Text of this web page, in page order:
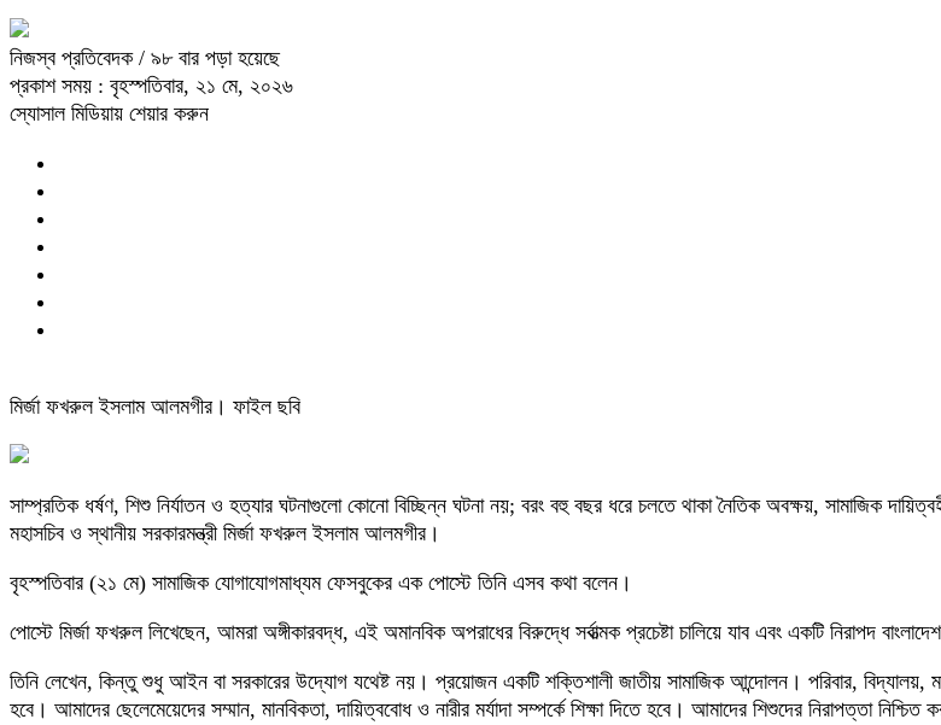
নিজস্ব প্রতিবেদক / ৯৮ বার পড়া হয়েছে
প্রকাশ সময় : বৃহস্পতিবার, ২১ মে, ২০২৬
স্যোসাল মিডিয়ায় শেয়ার করুন
মির্জা ফখরুল ইসলাম আলমগীর। ফাইল ছবি
সাম্প্রতিক ধর্ষণ, শিশু নির্যাতন ও হত্যার ঘটনাগুলো কোনো বিচ্ছিন্ন ঘটনা নয়; বরং বহু বছর ধরে চলতে থাকা নৈতিক অবক্ষয়, সামাজিক
মহাসচিব ও স্থানীয় সরকারমন্ত্রী মির্জা ফখরুল ইসলাম আলমগীর।
বৃহস্পতিবার (২১ মে) সামাজিক যোগাযোগমাধ্যম ফেসবুকের এক পোস্টে তিনি এসব কথা বলেন।
পোস্টে মির্জা ফখরুল লিখেছেন, আমরা অঙ্গীকারবদ্ধ, এই অমানবিক অপরাধের বিরুদ্ধে সর্বাত্মক প্রচেষ্টা চালিয়ে যাব এবং একটি নিরাপদ
তিনি লেখেন, কিন্তু শুধু আইন বা সরকারের উদ্যোগ যথেষ্ট নয়। প্রয়োজন একটি শক্তিশালী জাতীয় সামাজিক আন্দোলন। পরিবার, বিদ্যালয়,
হবে। আমাদের ছেলেমেয়েদের সম্মান, মানবিকতা, দায়িত্ববোধ ও নারীর মর্যাদা সম্পর্কে শিক্ষা দিতে হবে। আমাদের শিশুদের নিরাপত্তা নিশ্চিত